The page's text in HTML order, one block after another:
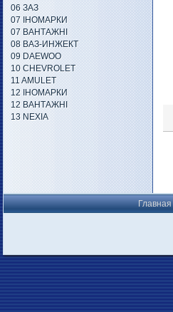
06 ЗАЗ
07 ІНОМАРКИ
07 ВАНТАЖНІ
08 ВАЗ-ИНЖЕКТ
09 DAEWOO
10 CHEVROLET
11 AMULET
12 ІНОМАРКИ
12 ВАНТАЖНІ
13 NEXIA
Главная